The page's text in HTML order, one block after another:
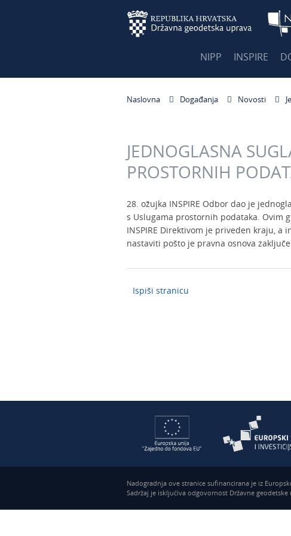
NIPP INSPIRE
Naslovna Događanja Novosti
JEDNOGLASNA
PROSTORNIH
28. ožujka INSPIRE Odbor dao je
s Uslugama prostornih podataka. Ovim
INSPIRE Direktivom je priveden kraju,
nastaviti pošto je pravna osnova
Ispiši stranicu
Nadogradnja ove stranice sufinancirana je iz
Sadržaj je isključiva odgovornost Državne geodetske